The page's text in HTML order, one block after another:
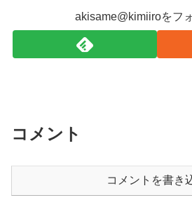
akisame@kimiiroをフ
コメント
コメントを書き